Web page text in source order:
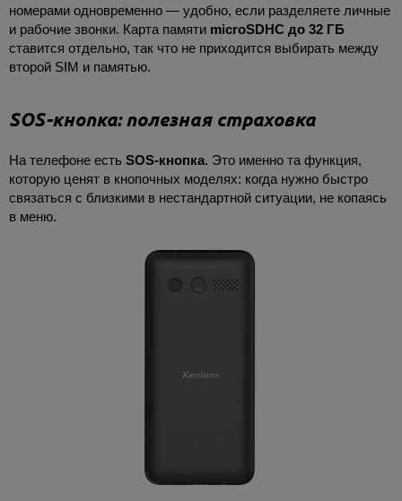
номерами одновременно — удобно, если разделяете личные
и рабочие звонки. Карта памяти microSDHC до 32 ГБ
ставится отдельно, так что не приходится выбирать между
второй SIM и памятью.
SOS-кнопка: полезная страховка
На телефоне есть SOS-кнопка. Это именно та функция,
которую ценят в кнопочных моделях: когда нужно быстро
связаться с близкими в нестандартной ситуации, не копаясь
в меню.